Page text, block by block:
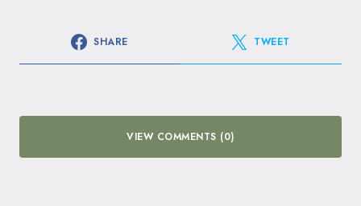
SHARE TWEET
VIEW COMMENTS (0)